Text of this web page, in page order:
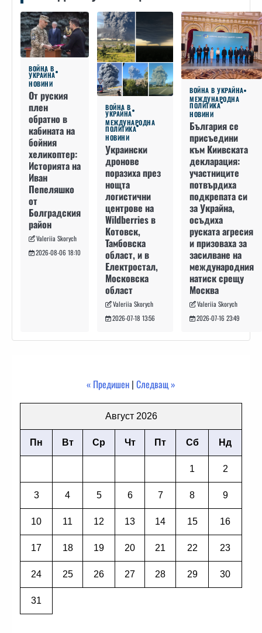
ВОЙНА В
УКРАЙНА
НОВИНИ
От руския
плен
обратно в
кабината на
бойния
хеликоптер:
Историята на
Иван
Пепеляшко
от
Болградския
район
Valeriia Skorych
2026-08-06 18:10
ВОЙНА В
УКРАЙНА
МЕЖДУНАРОДНА
ПОЛИТИКА
НОВИНИ
Украински
дронове
поразиха през
нощта
логистични
центрове на
Wildberries в
Котовск,
Тамбовска
област, и в
Електростал,
Московска
област
Valeriia Skorych
2026-07-18 13:56
ВОЙНА В УКРАЙНА
МЕЖДУНАРОДНА
ПОЛИТИКА
НОВИНИ
България се
присъедини
към Киивската
декларация:
участниците
потвърдиха
подкрепата си
за Украйна,
осъдиха
руската агресия
и призоваха за
засилване на
международния
натиск срещу
Москва
Valeriia Skorych
2026-07-16 23:49
« Предишен | Следващ »
Август 2026
Пн Вт Ср Чт Пт Сб Нд
1 2
3 4 5 6 7 8 9
10 11 12 13 14 15 16
17 18 19 20 21 22 23
24 25 26 27 28 29 30
31